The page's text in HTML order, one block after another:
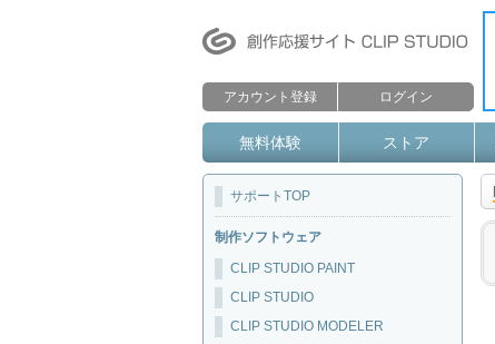
アカウント登録 ログイン
無料体験 ストア
サポートTOP
制作ソフトウェア
CLIP STUDIO PAINT
CLIP STUDIO
CLIP STUDIO MODELER